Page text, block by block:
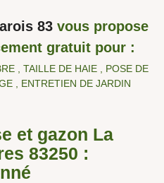
83 vous propose
gratuit pour :
, TAILLE DE HAIE , POSE DE
, ENTRETIEN DE JARDIN
et gazon La
83250 :